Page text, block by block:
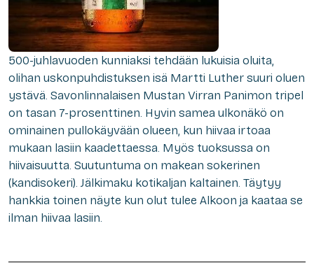
500-juhlavuoden kunniaksi tehdään lukuisia oluita,
olihan uskonpuhdistuksen isä Martti Luther suuri oluen
ystävä. Savonlinnalaisen Mustan Virran Panimon tripel
on tasan 7-prosenttinen. Hyvin samea ulkonäkö on
ominainen pullokäyvään olueen, kun hiivaa irtoaa
mukaan lasiin kaadettaessa. Myös tuoksussa on
hiivaisuutta. Suutuntuma on makean sokerinen
(kandisokeri). Jälkimaku kotikaljan kaltainen. Täytyy
hankkia toinen näyte kun olut tulee Alkoon ja kaataa se
ilman hiivaa lasiin.